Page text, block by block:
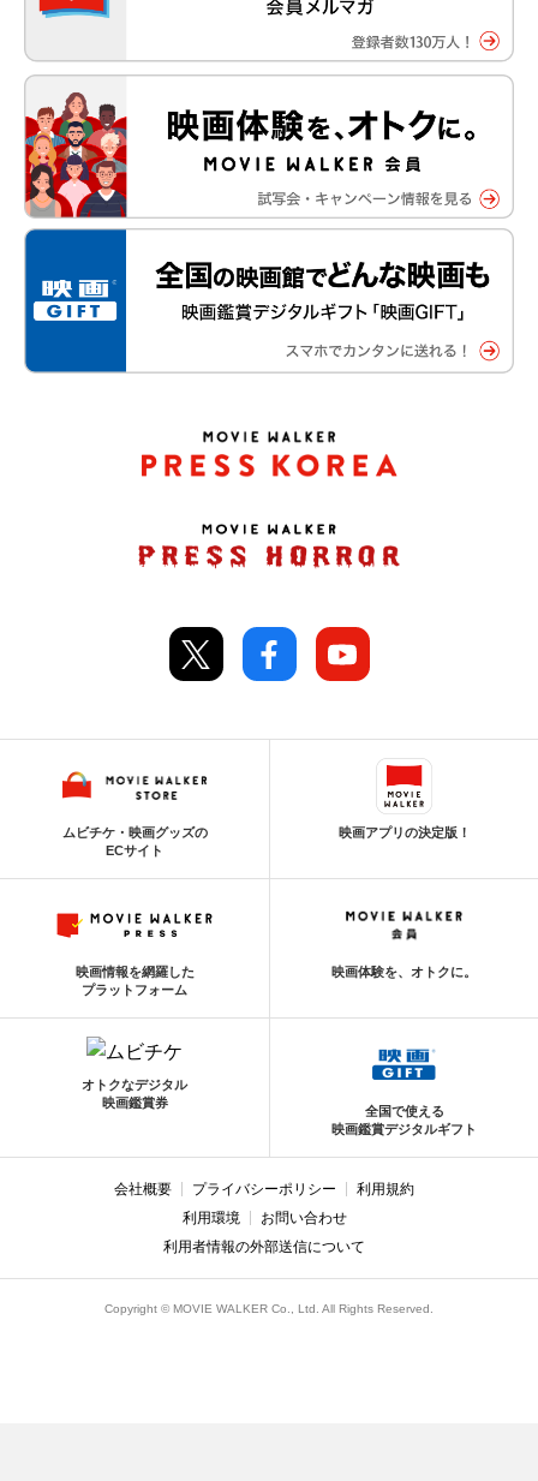
ムビチケ・映画グッズの
ECサイト
映画アプリの決定版！
映画情報を網羅した
プラットフォーム
映画体験を、オトクに。
オトクなデジタル
映画鑑賞券
全国で使える
映画鑑賞デジタルギフト
会社概要 プライバシーポリシー
利用規約
利用環境
お問い合わせ
利用者情報の外部送信について
Copyright © MOVIE WALKER Co., Ltd. All Rights Reserved.